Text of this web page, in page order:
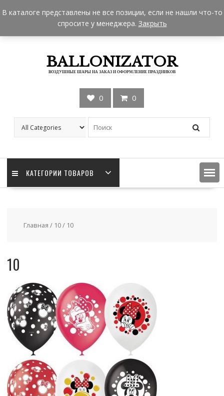
to
+7 962 957-18-50
zakaz@ballonizator.ru
Мы в Москве
Часы работы: 9:00 - 22:00
BALLONIZATOR
ВОЗДУШНЫЕ ШАРЫ НА ЗАКАЗ И ОФОРМЛЕНИЕ ПРАЗДНИКОВ
0 0
КАТЕГОРИИ ТОВАРОВ
Главная / 10/ 10
10
В каталоге представлены не все позиции, если не нашли что-то
спросите у менеджера. Закрыть